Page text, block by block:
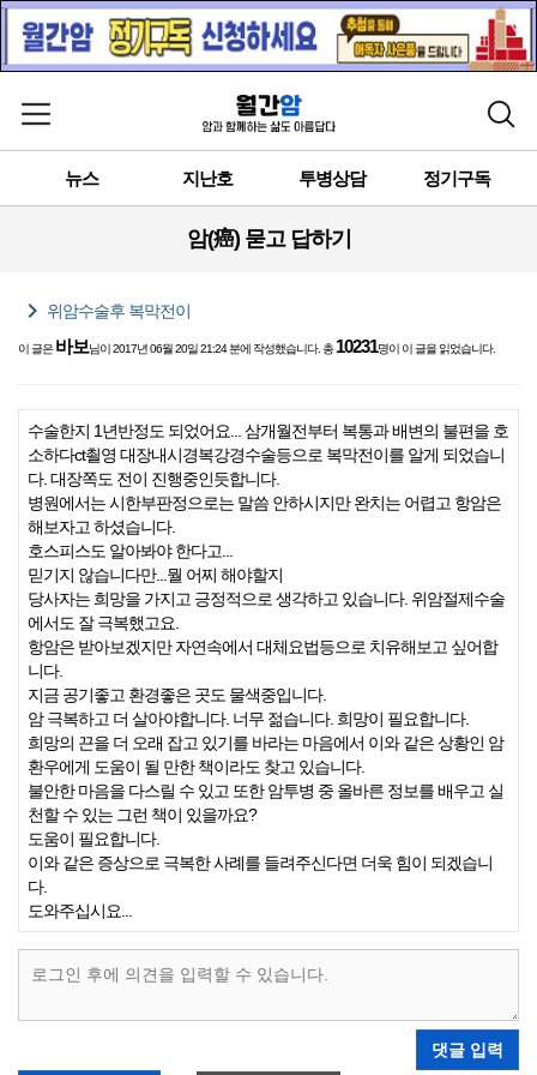
메뉴 열기 검색
뉴스 지난호 투병상담 정기구독
암(癌) 묻고 답하기
chevron_right 위암수술후 복막전이
이 글은바보님이 2017년 06월 20일 21:24 분에 작성했습니다. 총10231명이 이 글을 읽었습니다.
수술한지 1년반정도 되었어요... 삼개월전부터 복통과 배변의 불편을 호
소하다ct쵤영 대장내시경복강경수술등으로 복막전이를 알게 되었습니
다. 대장쪽도 전이 진행중인듯합니다.
병원에서는 시한부판정으로는 말씀 안하시지만 완치는 어렵고 항암은
해보자고 하셨습니다.
호스피스도 알아봐야 한다고...
믿기지 않습니다만...뭘 어찌 해야할지
당사자는 희망을 가지고 긍정적으로 생각하고 있습니다. 위암절제수술
에서도 잘 극복했고요.
항암은 받아보겠지만 자연속에서 대체요법등으로 치유해보고 싶어합
니다.
지금 공기좋고 환경좋은 곳도 물색중입니다.
암 극복하고 더 살아야합니다. 너무 젊습니다. 희망이 필요합니다.
희망의 끈을 더 오래 잡고 있기를 바라는 마음에서 이와 같은 상황인 암
환우에게 도움이 될 만한 책이라도 찾고 있습니다.
불안한 마음을 다스릴 수 있고 또한 암투병 중 올바른 정보를 배우고 실
천할 수 있는 그런 책이 있을까요?
도움이 필요합니다.
이와 같은 증상으로 극복한 사례를 들려주신다면 더욱 힘이 되겠습니
다.
도와주십시요...
댓글 입력